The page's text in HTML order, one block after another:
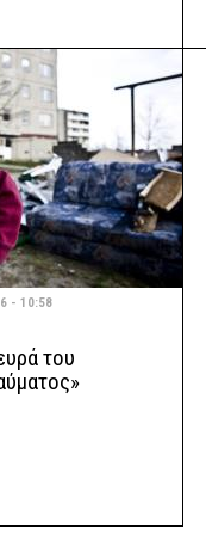
- 10:58
του